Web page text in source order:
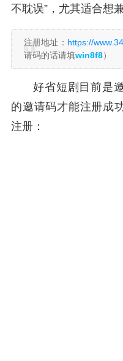
不耽误”，尤其适合想
注册地址： https://
请码的话请填win8f8）
好省短剧目前是
的邀请码才能注册成
注册：